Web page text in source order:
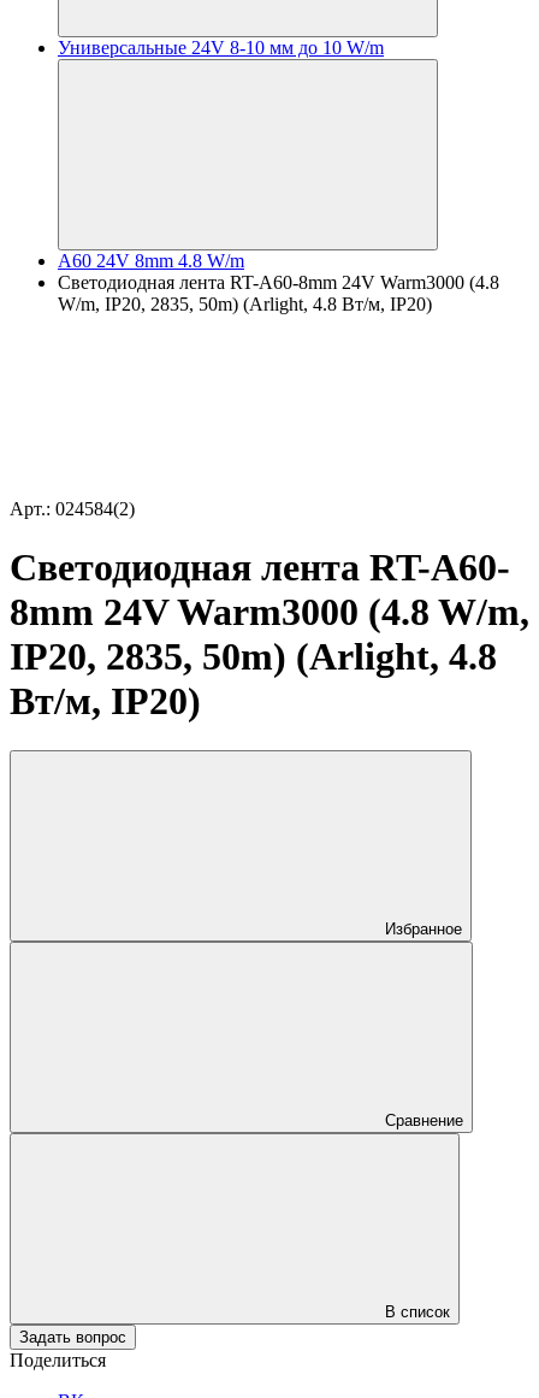
Универсальные 24V 8-10 мм до 10 W/m
A60 24V 8mm 4.8 W/m
Светодиодная лента RT-A60-8mm 24V Warm3000 (4.8
W/m, IP20, 2835, 50m) (Arlight, 4.8 Вт/м, IP20)
Арт.: 024584(2)
Светодиодная лента RT-A60-
8mm 24V Warm3000 (4.8 W/m,
IP20, 2835, 50m) (Arlight, 4.8
Вт/м, IP20)
Избранное
Сравнение
В список
Задать вопрос
Поделиться